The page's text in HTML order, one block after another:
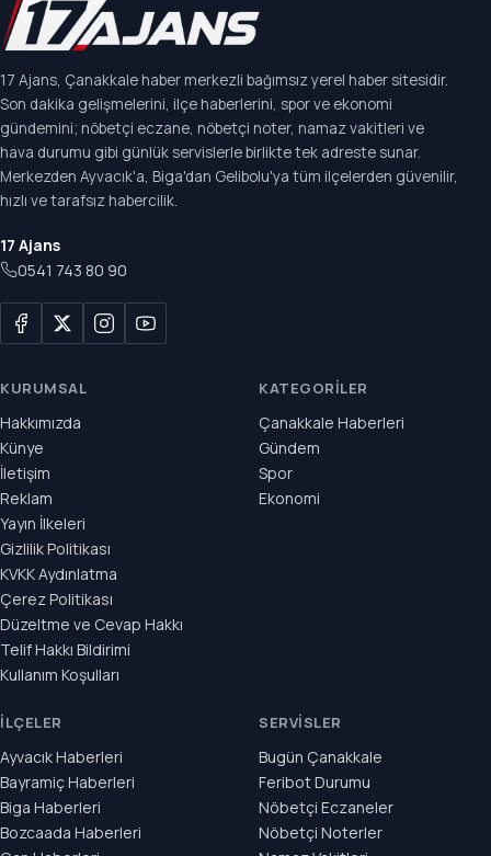
17 Ajans, Çanakkale haber merkezli bağımsız yerel haber sitesidir.
Son dakika gelişmelerini, ilçe haberlerini, spor ve ekonomi
gündemini; nöbetçi eczane, nöbetçi noter, namaz vakitleri ve
hava durumu gibi günlük servislerle birlikte tek adreste sunar.
Merkezden Ayvacık'a, Biga'dan Gelibolu'ya tüm ilçelerden güvenilir,
hızlı ve tarafsız habercilik.
17 Ajans
0541 743 80 90
KURUMSAL
Hakkımızda
Künye
İletişim
Reklam
Yayın İlkeleri
Gizlilik Politikası
KVKK Aydınlatma
Çerez Politikası
Düzeltme ve Cevap Hakkı
Telif Hakkı Bildirimi
Kullanım Koşulları
KATEGORILER
Çanakkale Haberleri
Gündem
Spor
Ekonomi
İLÇELER
Ayvacık Haberleri
Bayramiç Haberleri
Biga Haberleri
Bozcaada Haberleri
SERVISLER
Bugün Çanakkale
Feribot Durumu
Nöbetçi Eczaneler
Nöbetçi Noterler